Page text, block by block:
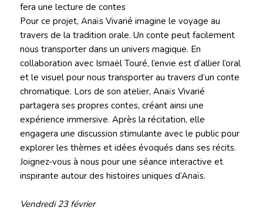
fera une lecture de contes
Pour ce projet, Anaïs Vivarié imagine le voyage au
travers de la tradition orale. Un conte peut facilement
nous transporter dans un univers magique. En
collaboration avec Ismaël Touré, l’envie est d’allier l’oral
et le visuel pour nous transporter au travers d’un conte
chromatique. Lors de son atelier, Anaïs Vivarié
partagera ses propres contes, créant ainsi une
expérience immersive. Après la récitation, elle
engagera une discussion stimulante avec le public pour
explorer les thèmes et idées évoqués dans ses récits.
Joignez-vous à nous pour une séance interactive et
inspirante autour des histoires uniques d’Anaïs.
Vendredi 23 février